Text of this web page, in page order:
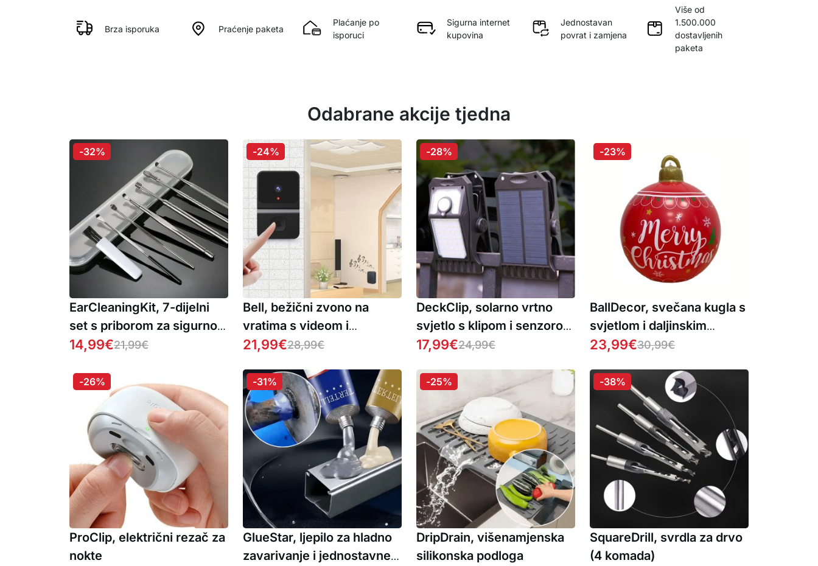
Brza isporuka Praćenje paketa
Plaćanje po
isporuci
Sigurna internet
kupovina
Jednostavan
povrat i zamjena
Više od
1.500.000
dostavljenih
paketa
Odabrane akcije tjedna
EarCleaningKit, 7-dijelni
set s priborom za sigurno
čišćenje ušiju 1 + 1
14,99€21,99€
-32%
Bell, bežični zvono na
vratima s videom i
dvosmjernim zvukom
21,99€28,99€
-24%
DeckClip, solarno vrtno
svjetlo s klipom i senzorom
pokreta
17,99€24,99€
-28%
BallDecor, svečana kugla s
svjetlom i daljinskim
upravljačem
23,99€30,99€
-23%
ProClip, električni rezač za
nokte
-26%
GlueStar, ljepilo za hladno
zavarivanje i jednostavne
-31%
DripDrain, višenamjenska
silikonska podloga
-25%
SquareDrill, svrdla za drvo
(4 komada)
-38%